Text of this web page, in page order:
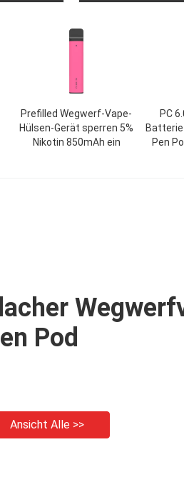
Prefilled Wegwerf-Vape-
Hülsen-Gerät sperren 5%
Nikotin 850mAh ein
PC
Pen
Pod
Ansicht Alle >>